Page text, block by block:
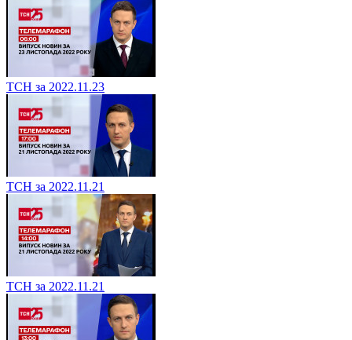
ТСН за 2022.11.23
ТСН за 2022.11.21
ТСН за 2022.11.21